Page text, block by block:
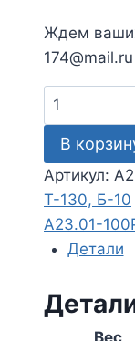
Ждем
174@mail.ru
Количество
товара
Вкладыши
шатунные
А23.01-
100Р2
В
Артикул:
Т-130, Б-10
А23.01-
Детали